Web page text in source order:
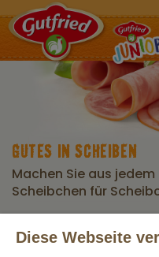
GUTES IN SCHEIBEN
Machen Sie aus
Scheibchen für
Diese Webseite